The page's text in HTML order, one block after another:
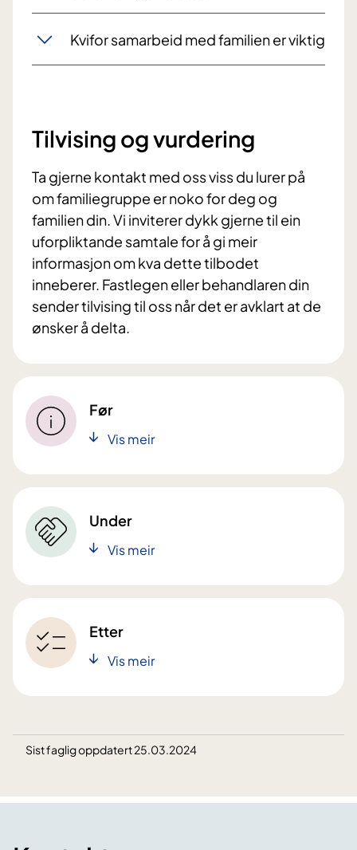
Kvifor samarbeid med familien er viktig
Tilvising og vurdering
Ta gjerne kontakt med oss viss du lurer på
om familiegruppe er noko for deg og
familien din. Vi inviterer dykk gjerne til ein
uforpliktande samtale for å gi meir
informasjon om kva dette tilbodet
inneberer. Fastlegen eller behandlaren din
sender tilvising til oss når det er avklart at de
ønsker å delta.
Før
Vis meir
Under
Vis meir
Etter
Vis meir
Sist faglig oppdatert 25.03.2024